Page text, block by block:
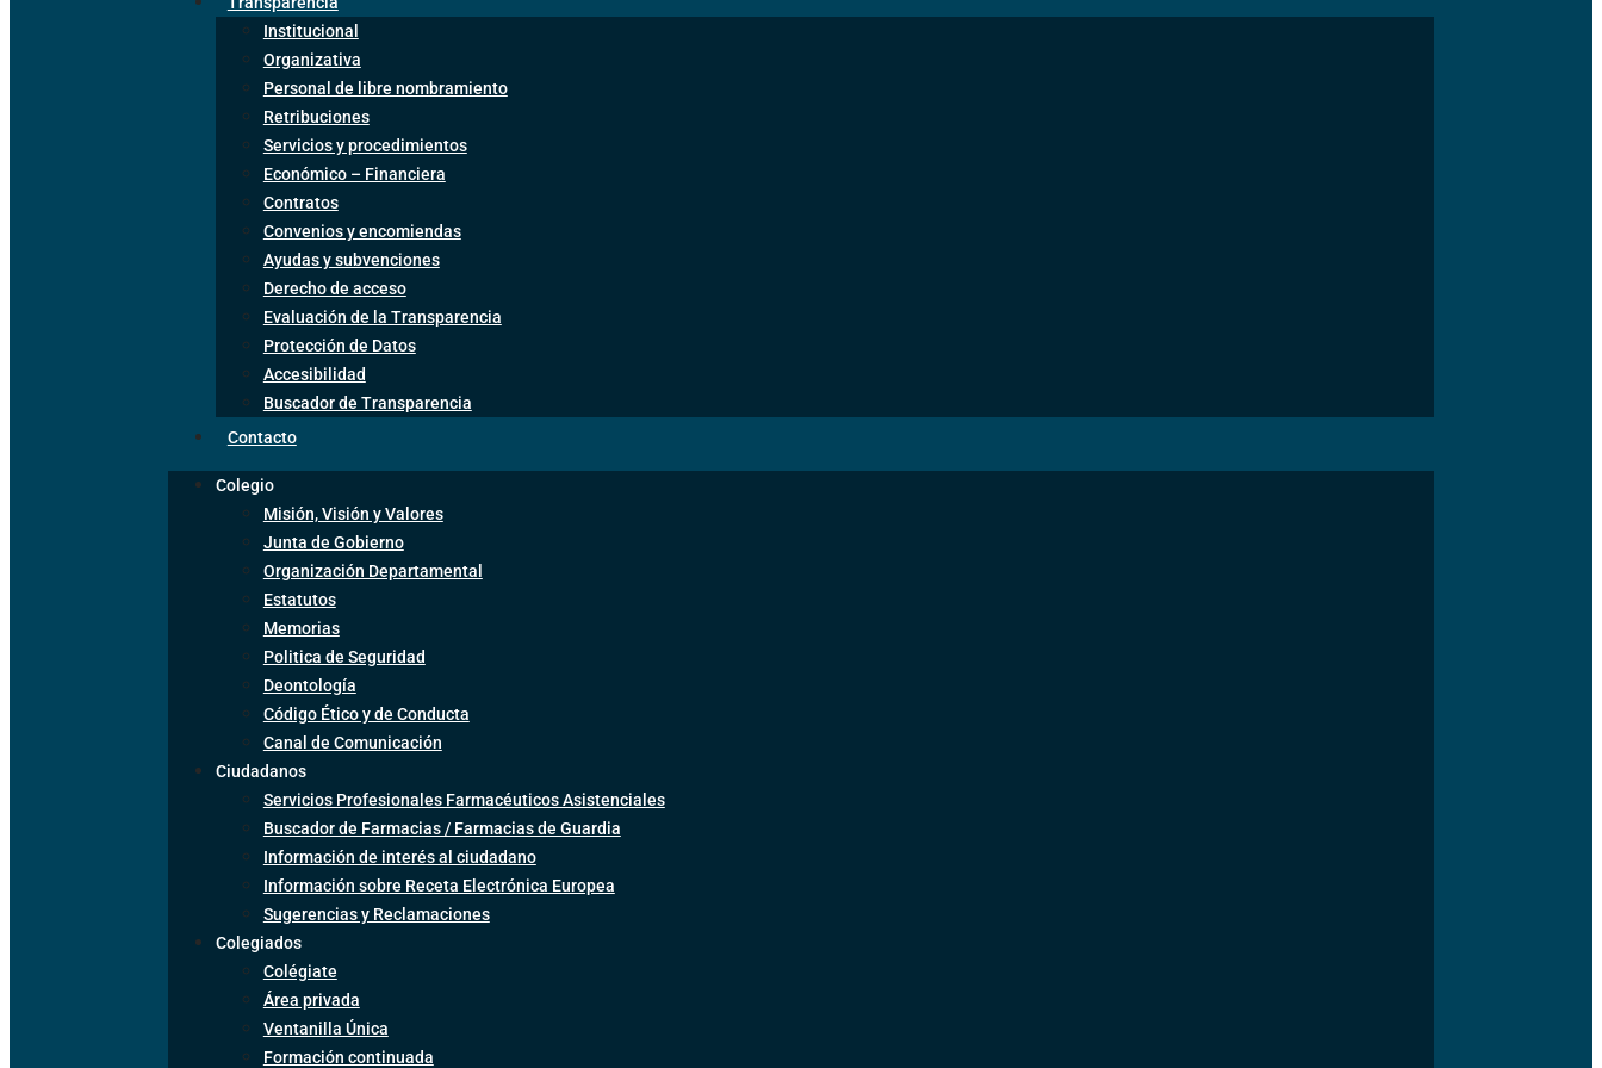
Institucional
Organizativa
Personal de libre nombramiento
Retribuciones
Servicios y procedimientos
Económico – Financiera
Contratos
Convenios y encomiendas
Ayudas y subvenciones
Derecho de acceso
Evaluación de la Transparencia
Protección de Datos
Accesibilidad
Buscador de Transparencia
Contacto
Colegio
Misión, Visión y Valores
Junta de Gobierno
Organización Departamental
Estatutos
Memorias
Politica de Seguridad
Deontología
Código Ético y de Conducta
Canal de Comunicación
Ciudadanos
Servicios Profesionales Farmacéuticos Asistenciales
Buscador de Farmacias / Farmacias de Guardia
Información de interés al ciudadano
Información sobre Receta Electrónica Europea
Sugerencias y Reclamaciones
Colegiados
Colégiate
Área privada
Ventanilla Única
Formación continuada